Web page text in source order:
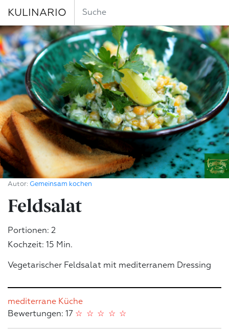
KULINARIO
Autor: Gemeinsam kochen
Feldsalat
Portionen: 2
Kochzeit: 15 Min.
Vegetarischer Feldsalat mit mediterranem Dressing
mediterrane Küche
Bewertungen: 17
☆
☆
☆
☆
☆